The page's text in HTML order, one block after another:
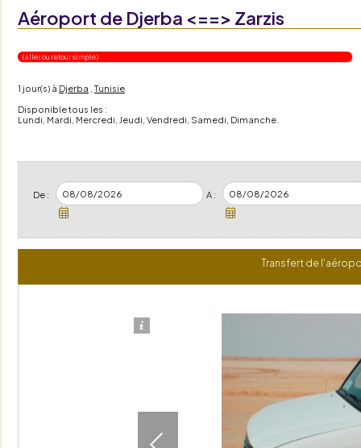
Aéroport de Djerba <==> Zarzis
( aller ou retour simple )
1 jour(s) à Djerba ,Tunisie
Disponible tous les :
Lundi, Mardi, Mercredi, Jeudi, Vendredi, Samedi, Dimanche.
De : A :
Transfert de